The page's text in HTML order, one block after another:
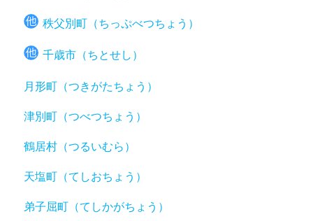
秩父別町（ちっぷべつちょう）
千歳市（ちとせし）
月形町（つきがたちょう）
津別町（つべつちょう）
鶴居村（つるいむら）
天塩町（てしおちょう）
弟子屈町（てしかがちょう）